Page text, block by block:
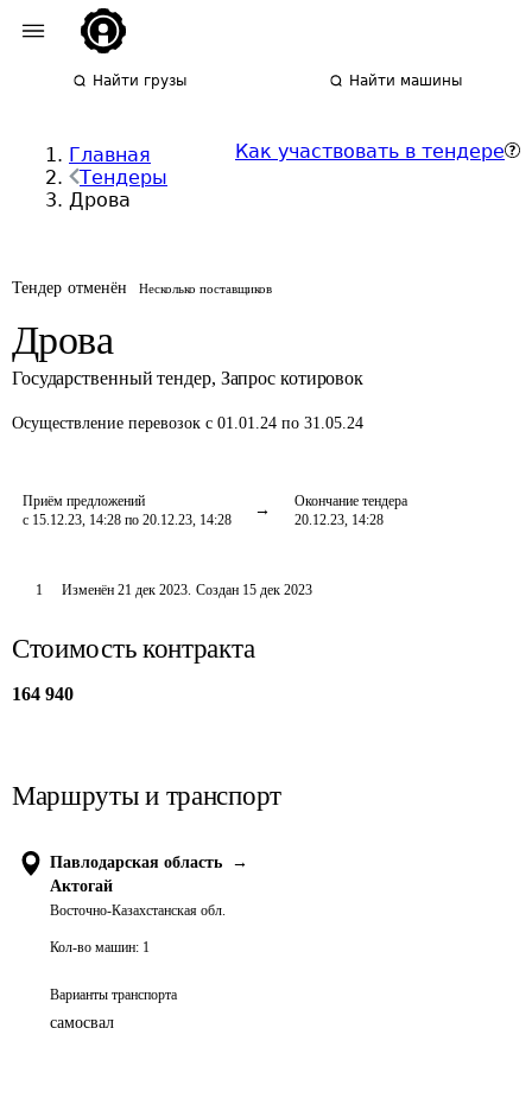
Найти грузы Найти машины
Главная
Тендеры
Дрова
Как участвовать в тендере
Тендер отменён Несколько поставщиков
Дрова
Государственный тендер, Запрос котировок
Осуществление перевозок с 01.01.24 по 31.05.24
Приём предложений
с 15.12.23, 14:28 по 20.12.23, 14:28
Окончание тендера
20.12.23, 14:28
1 Изменён 21 дек 2023. Создан 15 дек 2023
Стоимость контракта
164 940
Маршруты и транспорт
Павлодарская область
→
Актогай
Восточно-Казахстанская обл.
Кол-во машин: 1
Варианты транспорта
самосвал